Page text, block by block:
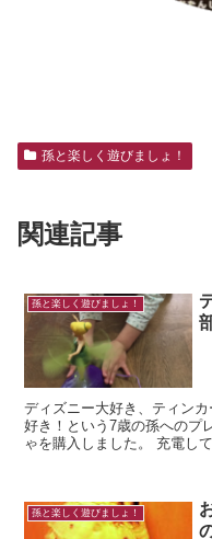
孫と楽しく遊びましょ！
関連記事
孫と楽しく遊びましょ！
ディズニー大好き、ティン
好き！という7歳の孫へのプ
ゃを購入しました。 充電してスイッチを入れると腰についた羽の部
孫と楽しく遊びましょ！